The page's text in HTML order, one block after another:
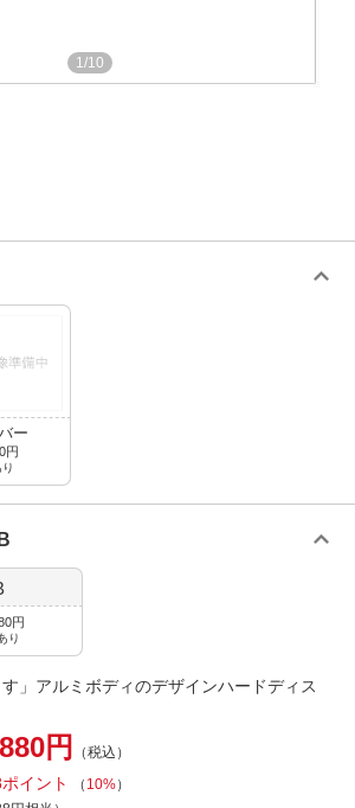
1/10
ー
円
円
り
」アルミボディのデザインハードディス
円 （税込）
イント （ 10%）